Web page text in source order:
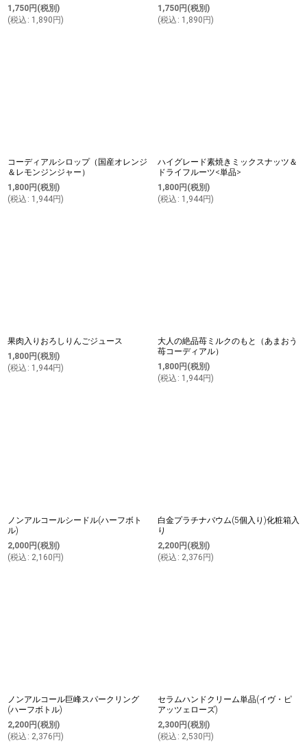
1,750円 (税別)
(税込 : 1,890 円)
1,750円 (税別)
(税込 : 1,890 円)
コーディアルシロップ（国産オレンジ
＆レモンジンジャー）
1,800円 (税別)
(税込 : 1,944円)
ハイグレード素焼きミックスナッツ＆
ドライフルーツ<単品>
1,800円 (税別)
(税込 : 1,944円)
果肉入りおろしりんごジュース
1,800円 (税別)
(税込 : 1,944円)
大人の絶品苺ミルクのもと（あまおう
苺コーディアル）
1,800円 (税別)
(税込 : 1,944円)
ノンアルコールシードル(ハーフボト
ル)
2,000円 (税別)
(税込 : 2,160 円)
白金プラチナバウム(5個入り)化粧箱入
り
2,200円 (税別)
(税込 : 2,376 円)
ノンアルコール巨峰スパークリング
(ハーフボトル)
2,200円 (税別)
(税込 : 2,376 円)
セラムハンドクリーム単品(イヴ・ピ
アッツェローズ)
2,300円 (税別)
(税込 : 2,530 円)